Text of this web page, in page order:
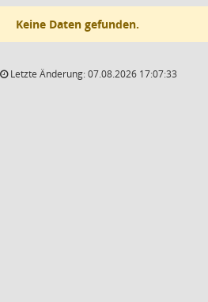
Keine Daten gefunden.
Letzte Änderung: 07.08.2026 17:07:33